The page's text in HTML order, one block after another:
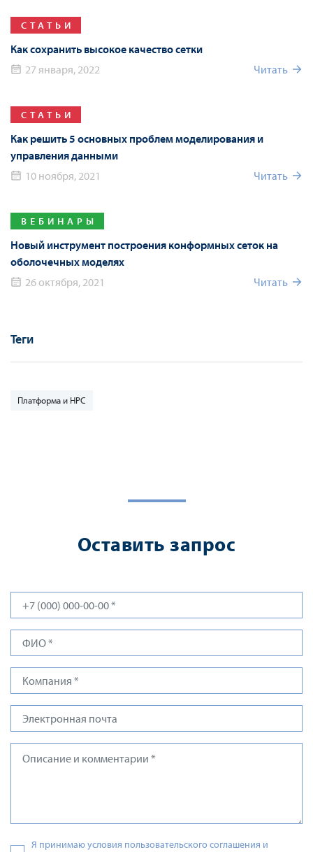
СТАТЬИ
Как сохранить высокое качество сетки
27 января, 2022
Читать
СТАТЬИ
Как решить 5 основных проблем моделирования и
управления данными
10 ноября, 2021
Читать
ВЕБИНАРЫ
Новый инструмент построения конформных сеток на
оболочечных моделях
26 октября, 2021
Читать
Теги
Платформа и HPC
Оставить запрос
Я принимаю условия пользовательского соглашения и